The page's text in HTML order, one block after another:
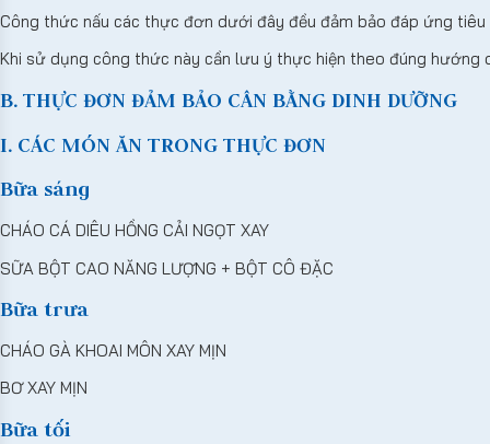
Công thức nấu các thực đơn dưới đây đều đảm bảo đáp ứng
Khi sử dụng công thức này cần lưu ý thực hiện theo đúng
B. THỰC ĐƠN ĐẢM BẢO CÂN BẰNG DINH DƯỠNG
I. CÁC MÓN ĂN TRONG THỰC ĐƠN
Bữa sáng
CHÁO CÁ DIÊU HỒNG CẢI NGỌT XAY
SỮA BỘT CAO NĂNG LƯỢNG + BỘT CÔ ĐẶC
Bữa trưa
CHÁO GÀ KHOAI MÔN XAY MỊN
BƠ XAY MỊN
Bữa tối